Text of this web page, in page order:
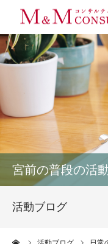
宮前の普段の活
活動ブログ
プロフィール
サービス
お客様の声
実績